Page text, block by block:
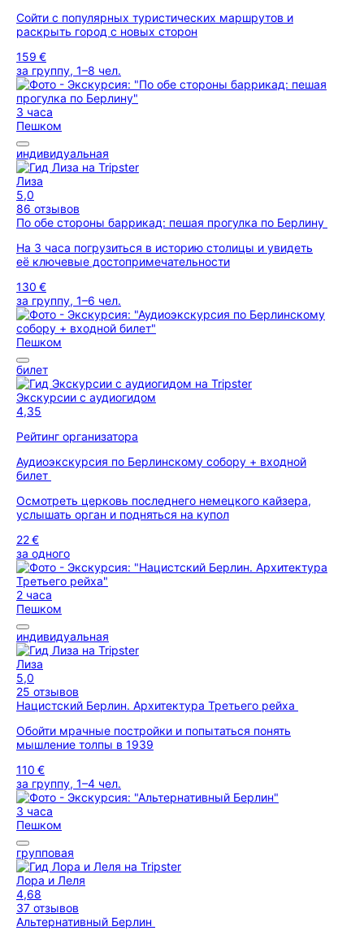
Сойти с популярных туристических маршрутов и
раскрыть город с новых сторон
159 €
за группу, 1–8 чел.
3 часа
Пешком
индивидуальная
Лиза
5,0
86 отзывов
По обе стороны баррикад: пешая прогулка по Берлину
На 3 часа погрузиться в историю столицы и увидеть
её ключевые достопримечательности
130 €
за группу, 1–6 чел.
Пешком
билет
Экскурсии с аудиогидом
4,35
Рейтинг организатора
Аудиоэкскурсия по Берлинскому собору + входной
билет
Осмотреть церковь последнего немецкого кайзера,
услышать орган и подняться на купол
22 €
за одного
2 часа
Пешком
индивидуальная
Лиза
5,0
25 отзывов
Нацистский Берлин. Архитектура Третьего рейха
Обойти мрачные постройки и попытаться понять
мышление толпы в 1939
110 €
за группу, 1–4 чел.
3 часа
Пешком
групповая
Лора и Леля
4,68
37 отзывов
Альтернативный Берлин